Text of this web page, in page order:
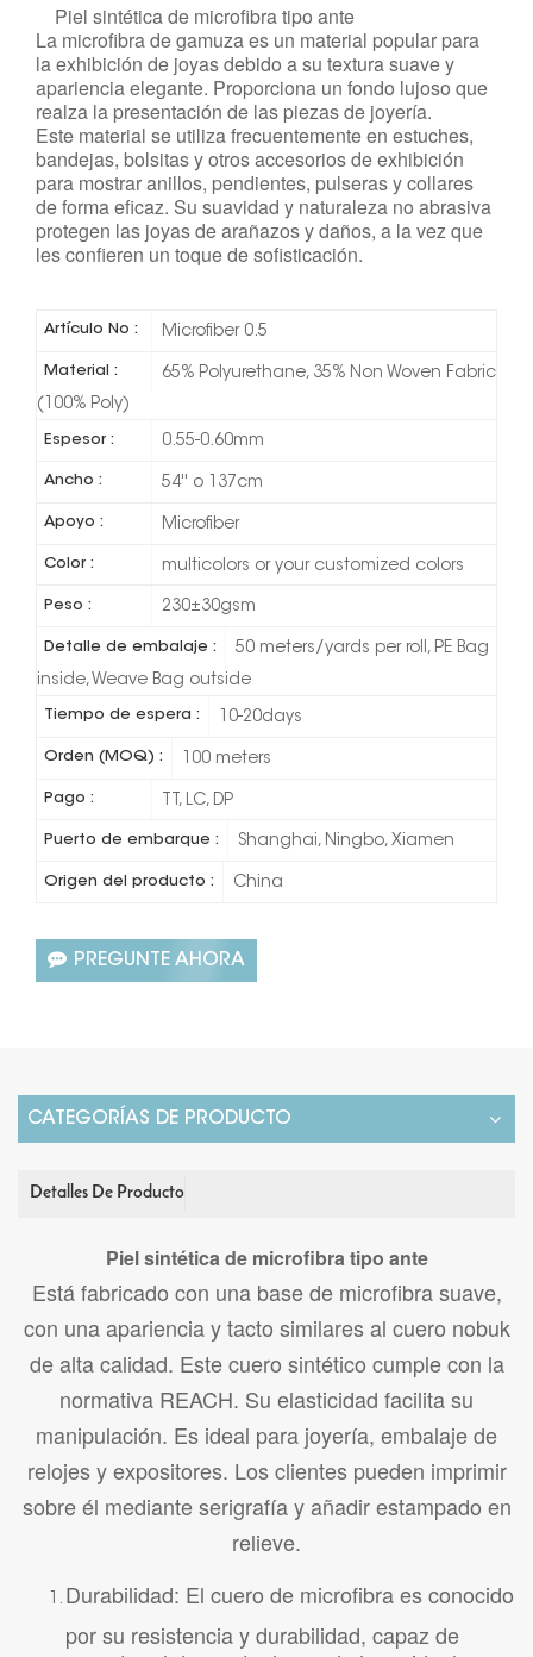
Piel sintética de microfibra tipo ante
La microfibra de gamuza es un material popular para
la exhibición de joyas debido a su textura suave y
apariencia elegante. Proporciona un fondo lujoso que
realza la presentación de las piezas de joyería.
Este material se utiliza frecuentemente en estuches,
bandejas, bolsitas y otros accesorios de exhibición
para mostrar anillos, pendientes, pulseras y collares
de forma eficaz. Su suavidad y naturaleza no abrasiva
protegen las joyas de arañazos y daños, a la vez que
les confieren un toque de sofisticación.
Artículo No : Microfiber 0.5
Material :
65% Polyurethane, 35% Non Woven Fabric
(100% Poly)
Espesor : 0.55-0.60mm
Ancho : 54'' o 137cm
Apoyo : Microfiber
Color : multicolors or your customized colors
Peso : 230±30gsm
Detalle de embalaje :
50 meters/yards per roll, PE Bag
inside, Weave Bag outside
Tiempo de espera : 10-20days
Orden (MOQ) : 100 meters
Pago : TT, LC, DP
Puerto de embarque : Shanghai, Ningbo, Xiamen
Origen del producto : China
PREGUNTE AHORA
CATEGORÍAS DE PRODUCTO
Detalles De Producto
Piel sintética de microfibra tipo ante
Está fabricado con una base de microfibra suave,
con una apariencia y tacto similares al cuero nobuk
de alta calidad. Este cuero sintético cumple con la
normativa REACH. Su elasticidad facilita su
manipulación. Es ideal para joyería, embalaje de
relojes y expositores. Los clientes pueden imprimir
sobre él mediante serigrafía y añadir estampado en
relieve.
Durabilidad: El cuero de microfibra es conocido
por su resistencia y durabilidad, capaz de